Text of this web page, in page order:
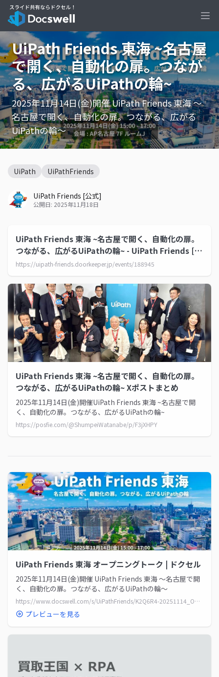
UiPath Friends 東海 ~名古屋
で開く、自動化の扉。つなが
る、広がるUiPathの輪~
2025年11月14日(金)開催 UiPath Friends 東海 ～
名古屋で開く、自動化の扉。つながる、広がる
UiPathの輪～
UiPath UiPathFriends
UiPath Friends [公式]
公開日: 2025年11月18日
UiPath Friends 東海 ~名古屋で開く、自動化の扉。
つながる、広がるUiPathの輪~ - UiPath Friends [公
式] | Doorkeeper
https://uipath-friends.doorkeeper.jp/events/188945
UiPath Friends 東海 ~名古屋で開く、自動化の扉。
つながる、広がるUiPathの輪~ Xポストまとめ
2025年11月14日(金)開催UiPath Friends 東海 ~名古屋で開
く、自動化の扉。つながる、広がるUiPathの輪~
https://posfie.com/@ShumpeiWatanabe/p/F3jXHPY
UiPath Friends 東海 オープニングトーク | ドクセル
2025年11月14日(金)開催 UiPath Friends 東海 ～名古屋で開
く、自動化の扉。つながる、広がるUiPathの輪～
https://www.docswell.com/s/UiPathFriends/K2Q6R4-20251114_Opening
プレビューを見る